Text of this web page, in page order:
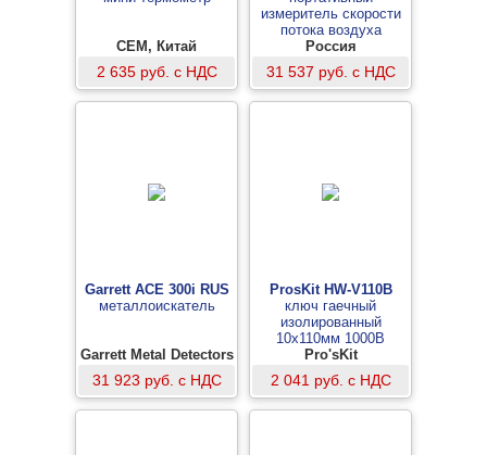
CEM, Китай
2 635 руб. с НДС
измеритель скорости
потока воздуха
Россия
31 537 руб. с НДС
Garrett ACE 300i RUS
металлоискатель
Garrett Metal Detectors
31 923 руб. с НДС
ProsKit HW-V110B
ключ гаечный
изолированный
10х110мм 1000В
Pro'sKit
2 041 руб. с НДС